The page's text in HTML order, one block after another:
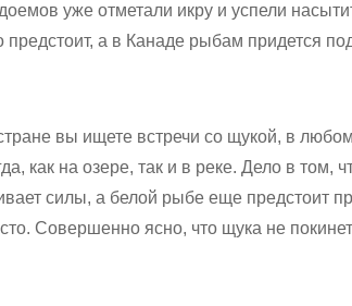
уже отметали икру и успели
а в Канаде рыбам придется
вы ищете встречи со щукой, в
как на озере, так и в реке. Дело в том,
силы, а белой рыбе еще предстоит
Совершенно ясно, что щука не